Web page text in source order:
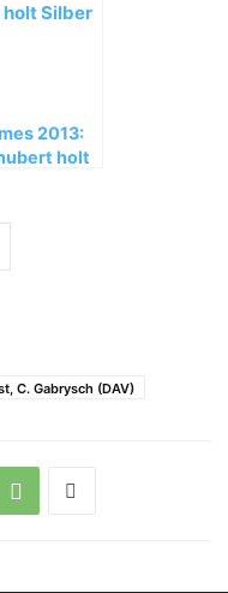
2013:
holt
C. Gabrysch (DAV)